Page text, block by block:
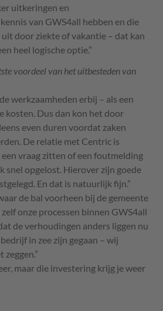
uitkeringen en
van GWS4all hebben en die
door ziekte of vakantie – dat kan
heel logische optie.”
voordeel van het uitbesteden van
werkzaamheden erbij – als een
kosten. Dus dan kon het door
even duren voordat zaken
De relatie met Centric is
een vraag zitten of een foutmelding
snel opgelost. Hierover zijn goede
En dat is natuurlijk fijn.”
de bal voorheen bij de gemeente
onze processen binnen GWS4all
de verhoudingen anders liggen nu
in zee zijn gegaan – wij
maar die investering krijg je weer